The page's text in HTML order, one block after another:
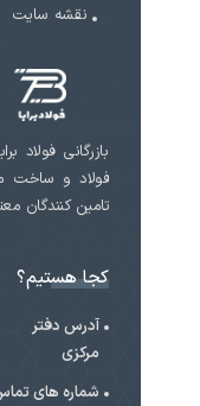
نقشه سایت
فولاد و ساخت
تامین کنندگان
کجا هستیم؟
آدرس دفتر
مرکزی
شماره های